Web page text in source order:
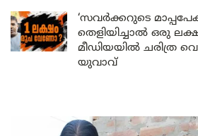
‘സവർക്കറുടെ
തെളിയിച്ചാൽ ഒരു
മീഡിയയിൽ ചരിത്ര
യുവാവ്